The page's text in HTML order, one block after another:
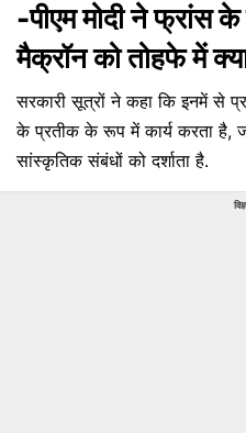
-पीएम मोदी ने फ्रांस के
मैक्रॉन को तोहफे में
सरकारी सूत्रों ने कहा कि इनमें से
के प्रतीक के रूप में कार्य करता है,
सांस्कृतिक संबंधों को दर्शाता है.